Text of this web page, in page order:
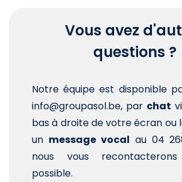
Vous avez
questions ?
Notre équipe est disponible
info@groupasol.be, par chat
bas à droite de votre écran ou
un message vocal au 04
nous vous
possible.